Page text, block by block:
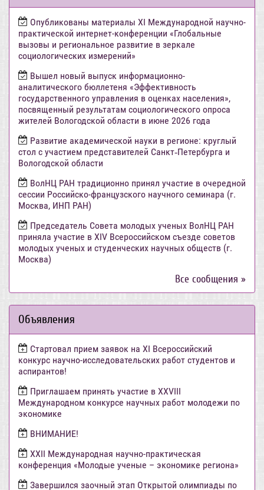
Опубликованы материалы XI Международной научно-
практической интернет-конференции «Глобальные
вызовы и региональное развитие в зеркале
социологических измерений»
Вышел новый выпуск информационно-
аналитического бюллетеня «Эффективность
государственного управления в оценках населения»,
посвященный результатам социологического опроса
жителей Вологодской области в июне 2026 года
Развитие академической науки в регионе: круглый
стол с участием представителей Санкт‑Петербурга и
Вологодской области
ВолНЦ РАН традиционно принял участие в очередной
сессии Российско-французского научного семинара (г.
Москва, ИНП РАН)
Председатель Совета молодых ученых ВолНЦ РАН
приняла участие в XIV Всероссийском съезде советов
молодых ученых и студенческих научных обществ (г.
Москва)
Все сообщения »
Объявления
Стартовал прием заявок на XI Всероссийский
конкурс научно-исследовательских работ студентов и
аспирантов!
Приглашаем принять участие в XXVIII
Международном конкурсе научных работ молодежи по
экономике
ВНИМАНИЕ!
ХХII Международная научно-практическая
конференция «Молодые ученые – экономике региона»
Завершился заочный этап Открытой олимпиады по